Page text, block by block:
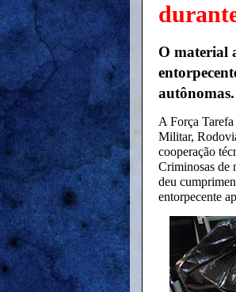
O material
autônomas.
A Força
Militar,
cooperação
Criminosas de
deu
entorpecente